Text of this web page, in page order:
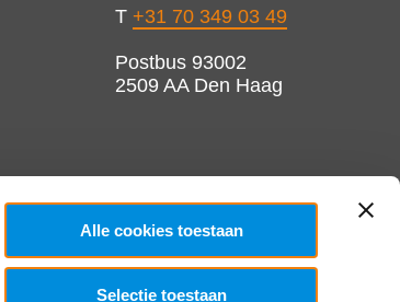
Alle cookies toestaan
Selectie toestaan
T +31 70 349 03 49
Postbus 93002
2509 AA Den Haag